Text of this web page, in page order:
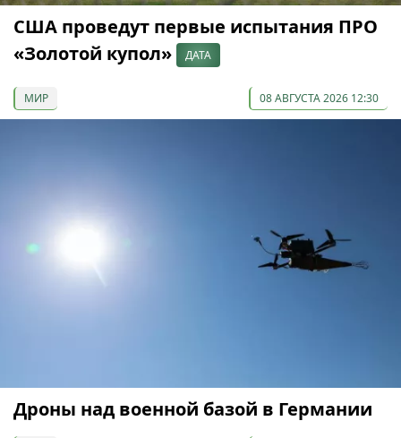
США проведут первые испытания ПРО
«Золотой купол»
ДАТА
МИР 08 АВГУСТА 2026 12:30
Дроны над военной базой в Германии